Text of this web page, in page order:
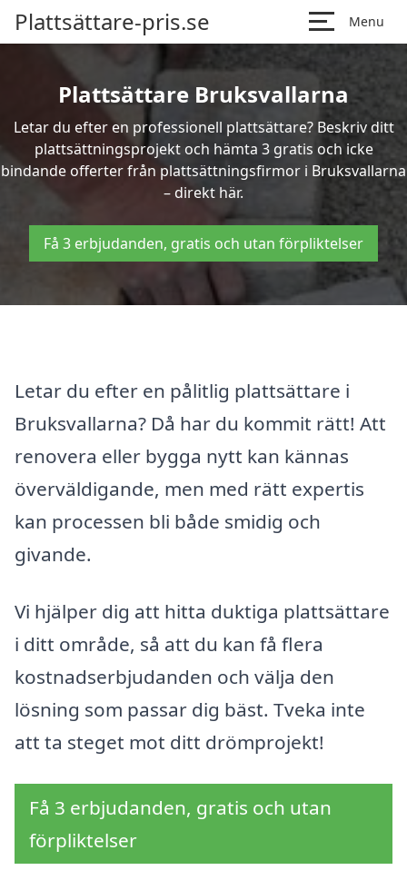
Plattsättare-pris.se Menu
Plattsättare Bruksvallarna
Letar du efter en professionell plattsättare? Beskriv ditt
plattsättningsprojekt och hämta 3 gratis och icke
bindande offerter från plattsättningsfirmor i Bruksvallarna
– direkt här.
Få 3 erbjudanden, gratis och utan förpliktelser
Letar du efter en pålitlig plattsättare i
Bruksvallarna? Då har du kommit rätt! Att
renovera eller bygga nytt kan kännas
överväldigande, men med rätt expertis
kan processen bli både smidig och
givande.
Vi hjälper dig att hitta duktiga plattsättare
i ditt område, så att du kan få flera
kostnadserbjudanden och välja den
lösning som passar dig bäst. Tveka inte
att ta steget mot ditt drömprojekt!
Få 3 erbjudanden, gratis och utan
förpliktelser